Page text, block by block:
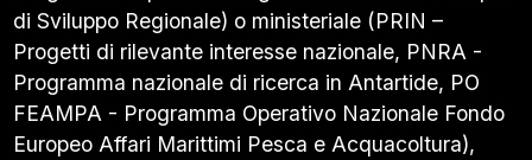
di Sviluppo Regionale) o ministeriale (PRIN –
Progetti di rilevante interesse nazionale, PNRA -
Programma nazionale di ricerca in Antartide, PO
FEAMPA - Programma Operativo Nazionale Fondo
Europeo Affari Marittimi Pesca e Acquacoltura),